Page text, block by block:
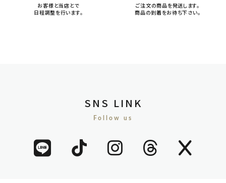
お客様と当店とで
日程調整を行います。
ご注文の商品を発送します。
商品の到着をお待ち下さい。
SNS LINK
Follow us